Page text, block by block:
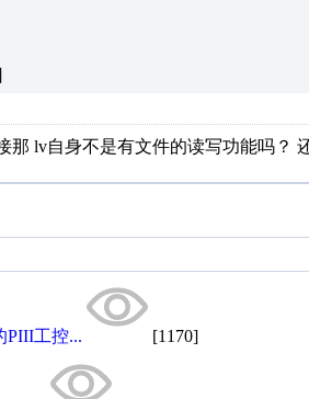
那 lv自身不是有文件的读写功能吗？
PIII工控... [1170]